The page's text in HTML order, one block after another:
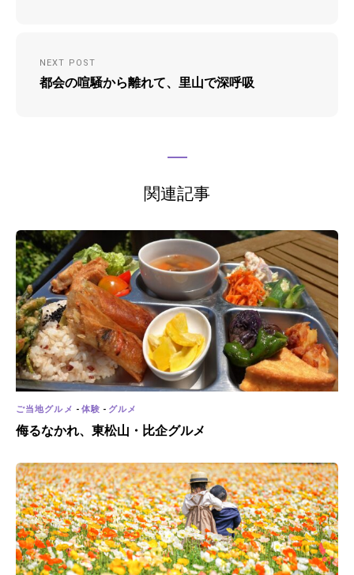
NEXT POST
都会の喧騒から離れて、里山で深呼吸
関連記事
ご当地グルメ -体験 - グルメ
侮るなかれ、東松山・比企グルメ